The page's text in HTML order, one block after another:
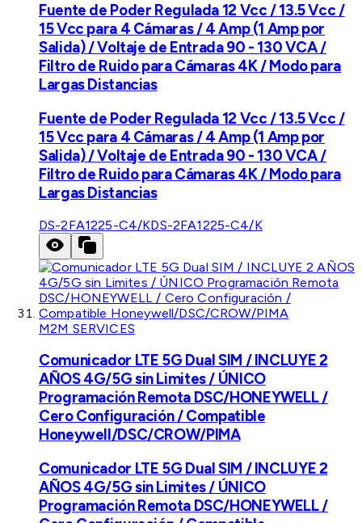
Fuente de Poder Regulada 12 Vcc / 13.5 Vcc /
15 Vcc para 4 Cámaras / 4 Amp (1 Amp por
Salida) / Voltaje de Entrada 90 - 130 VCA /
Filtro de Ruido para Cámaras 4K / Modo para
Largas Distancias
Fuente de Poder Regulada 12 Vcc / 13.5 Vcc /
15 Vcc para 4 Cámaras / 4 Amp (1 Amp por
Salida) / Voltaje de Entrada 90 - 130 VCA /
Filtro de Ruido para Cámaras 4K / Modo para
Largas Distancias
DS-2FA1225-C4/KDS-2FA1225-C4/K
M2M SERVICES
Comunicador LTE 5G Dual SIM / INCLUYE 2
AÑOS 4G/5G sin Limites / ÚNICO
Programación Remota DSC/HONEYWELL /
Cero Configuración / Compatible
Honeywell/DSC/CROW/PIMA
Comunicador LTE 5G Dual SIM / INCLUYE 2
AÑOS 4G/5G sin Limites / ÚNICO
Programación Remota DSC/HONEYWELL /